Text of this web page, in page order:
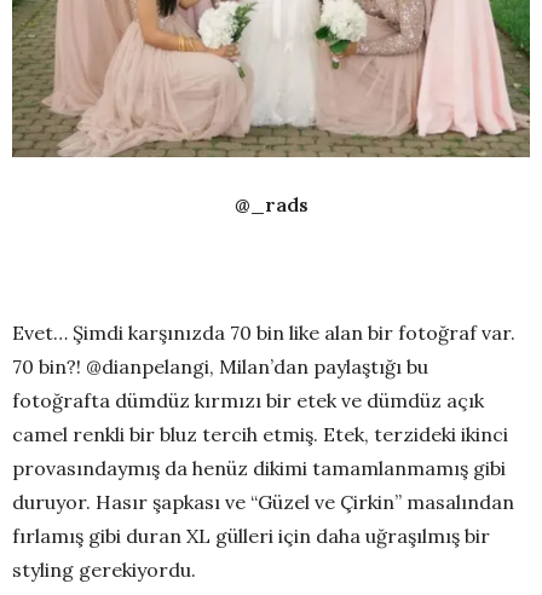
@_rads
Evet… Şimdi karşınızda 70 bin like alan bir fotoğraf var.
70 bin?! @dianpelangi, Milan’dan paylaştığı bu
fotoğrafta dümdüz kırmızı bir etek ve dümdüz açık
camel renkli bir bluz tercih etmiş. Etek, terzideki ikinci
provasındaymış da henüz dikimi tamamlanmamış gibi
duruyor. Hasır şapkası ve “Güzel ve Çirkin” masalından
fırlamış gibi duran XL gülleri için daha uğraşılmış bir
styling gerekiyordu.